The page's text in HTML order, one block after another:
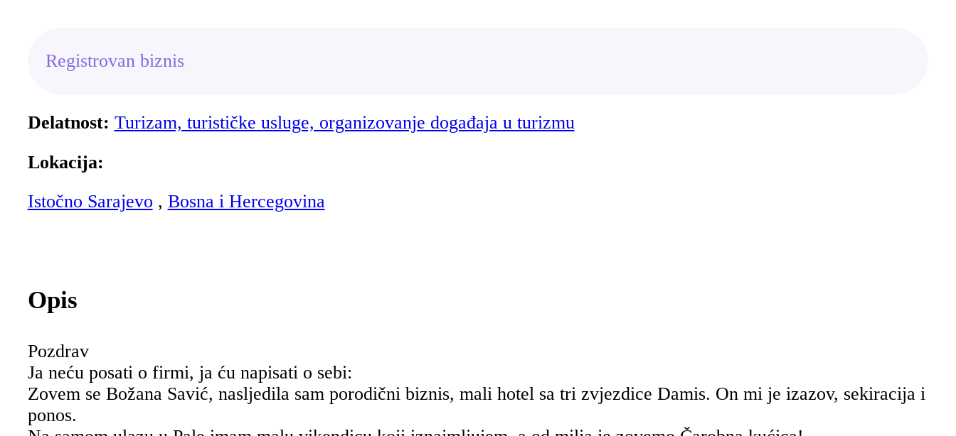
Registrovan biznis
Delatnost: Turizam, turističke usluge, organizovanje događaja u turizmu
Lokacija:
Istočno Sarajevo , Bosna i Hercegovina
Opis
Pozdrav
Ja neću posati o firmi, ja ću napisati o sebi:
Zovem se Božana Savić, nasljedila sam porodični biznis, mali hotel sa tri zvjezdice Damis. On mi je izazov, sekiracija i
ponos.